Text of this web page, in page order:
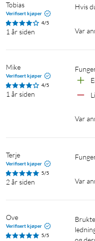
Tobias
Verifisert kjøper
4/5
1 år siden
Hvis
Var
Mike
Verifisert kjøper
4/5
1 år siden
Var
Terje
Verifisert kjøper
5/5
2 år siden Var
Ove
Verifisert kjøper
5/5
Brukte denne for å få kontakt med en Samsung mobil der skjermen var ødelagt (svart). Koblet mobilen til med USB-C